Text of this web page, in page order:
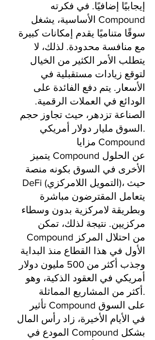
إيجابيًا إضافيًا. في فكرته
الأساسية، يشغل Compound
سوقًا متناميًا يقدم إمكانات كبيرة
مع منافسة محدودة. لذلك، لا
يتطلب الأمر الكثير من الخيال
لتوقع زيادات مستقبلية في
الأسعار. يتم دفع الفائدة على
الودائع في العملات الرقمية.
الصناعة تزدهر، حيث تجاوز حجم
السوق مليار دولار أمريكي.
مزايا Compound
يتميز Compound عن الحلول
الأخرى في السوق بكونه منصة
DeFi (التمويل اللامركزي)، حيث
يتعامل المقترضون مباشرة
وبطريقة لامركزية بدون وسطاء
مركزيين. نتيجة لذلك، تمكن
Compound من احتلال المركز
الأول في هذا القطاع منذ البداية
وجذب أكثر من 500 مليون دولار
أمريكي في العقود الذكية، وهو
أكثر من المشاريع المماثلة.
تأثير Compound على السوق
في الأيام الأخيرة، زاد رأس المال
المودع في Compound بشكل